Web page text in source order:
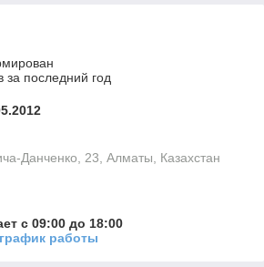
за последний год
Данченко, 23, Алматы, Казахстан
с 09:00 до 18:00
работы